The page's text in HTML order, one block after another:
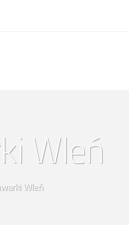
Wleń
Wleń